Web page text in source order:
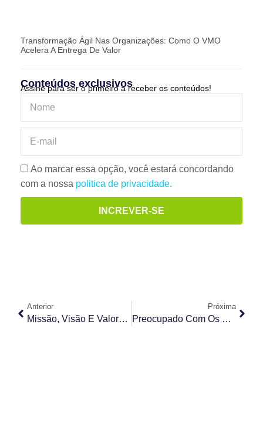
Transformação Ágil Nas Organizações: Como O VMO
Acelera A Entrega De Valor
Conteúdos exclusivos
Assine para ser o primeiro a receber os conteúdos!
Ao marcar essa opção, você estará concordando
com a nossa politica de privacidade.
INCREVER-SE
Anterior
Missão, Visão E Valores: Aprenda O Que É E Como Construir Na Sua Empresa
Próxima
Preocupado Com Os Riscos Do Seu Negócio? Descubra O Que É Compliance E Governança Corporativa